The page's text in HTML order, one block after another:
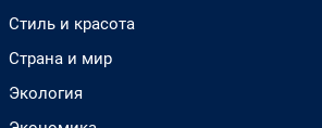
Стиль и красота
Страна и мир
Экология